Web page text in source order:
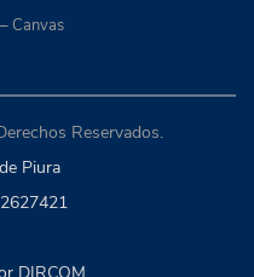
Canvas
Reservados.
Piura